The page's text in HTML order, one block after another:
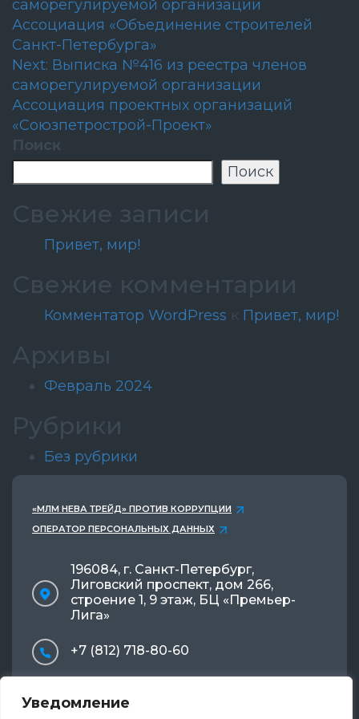
Уведомление
по
записям
саморегулируемой организации
Ассоциация «Объединение строителей
Санкт-Петербурга»
Next: Выписка №416 из реестра членов
саморегулируемой организации
Ассоциация проектных организаций
«Союзпетрострой-Проект»
Поиск
Поиск
Свежие записи
Привет, мир!
Свежие комментарии
Комментатор WordPress к Привет, мир!
Архивы
Февраль 2024
Рубрики
Без рубрики
«МЛМ НЕВА ТРЕЙД» ПРОТИВ КОРРУПЦИИ
ОПЕРАТОР ПЕРСОНАЛЬНЫХ ДАННЫХ
196084, г. Санкт-Петербург,
Лиговский проспект, дом 266,
строение 1, 9 этаж, БЦ «Премьер-
Лига»
+7 (812) 718-80-60